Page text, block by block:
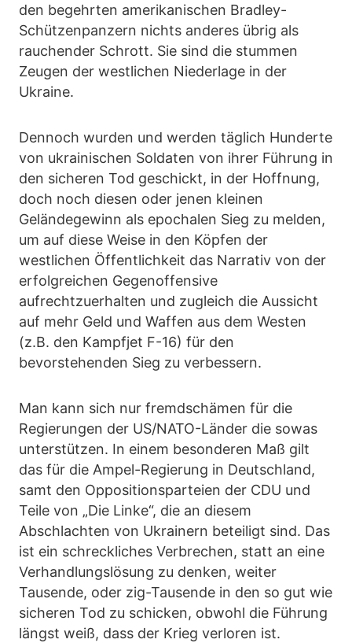
den begehrten amerikanischen Bradley-
Schützenpanzern nichts anderes übrig als
rauchender Schrott. Sie sind die stummen
Zeugen der westlichen Niederlage in der
Ukraine.
Dennoch wurden und werden täglich Hunderte
von ukrainischen Soldaten von ihrer Führung in
den sicheren Tod geschickt, in der Hoffnung,
doch noch diesen oder jenen kleinen
Geländegewinn als epochalen Sieg zu melden,
um auf diese Weise in den Köpfen der
westlichen Öffentlichkeit das Narrativ von der
erfolgreichen Gegenoffensive
aufrechtzuerhalten und zugleich die Aussicht
auf mehr Geld und Waffen aus dem Westen
(z.B. den Kampfjet F-16) für den
bevorstehenden Sieg zu verbessern.
Man kann sich nur fremdschämen für die
Regierungen der US/NATO-Länder die sowas
unterstützen. In einem besonderen Maß gilt
das für die Ampel-Regierung in Deutschland,
samt den Oppositionsparteien der CDU und
Teile von „Die Linke“, die an diesem
Abschlachten von Ukrainern beteiligt sind. Das
ist ein schreckliches Verbrechen, statt an eine
Verhandlungslösung zu denken, weiter
Tausende, oder zig-Tausende in den so gut wie
sicheren Tod zu schicken, obwohl die Führung
längst weiß, dass der Krieg verloren ist.